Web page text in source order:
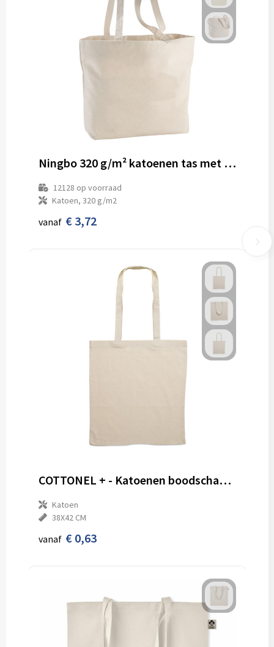
Ningbo 320 g/m² katoenen tas met rits 15L
12128 op voorraad
Katoen, 320 g/m2
vanaf € 3,72
COTTONEL + - Katoenen boodschappentas
Katoen
38X42 CM
vanaf € 0,63